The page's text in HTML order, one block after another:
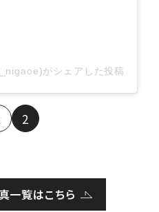
がシェアした投稿
2
一覧はこちら